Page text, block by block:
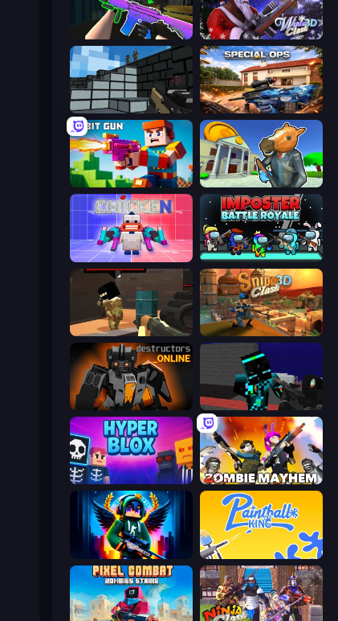
War V: Survivor Winter Clash 3D
Pixel Gun 3D Special Ops: GO
Bit Gun.io Bank Robbery 3
Chicken CS Imposter Battle Royale
Pixel Force Sniper Clash 3D
Destructors Online Pixel Wars of Hero
Hyperblox Shooting Zombie Mayhem
Paintball King